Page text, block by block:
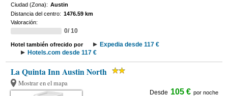
Ciudad (Zona): Austin
Distancia del centro: 1476.59 km
Valoración:
0/ 10
Hotel también ofrecido por
Expedia desde 117 €
Hotels.com desde 117 €
La Quinta Inn Austin North
Mostrar en el mapa
Desde 105 € por noche